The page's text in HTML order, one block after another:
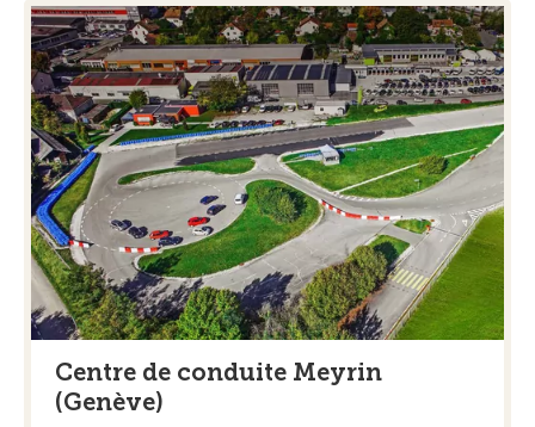
Centre de conduite Meyrin
(Genève)